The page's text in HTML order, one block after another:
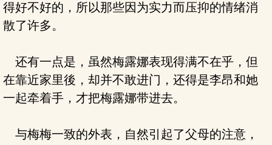
得好不好的，所以那些因为实力而压抑的情绪消
散了许多。
还有一点是，虽然梅露娜表现得满不在乎，但
在靠近家里後，却并不敢进门，还得是李昂和她
一起牵着手，才把梅露娜带进去。
与梅梅一致的外表，自然引起了父母的注意，